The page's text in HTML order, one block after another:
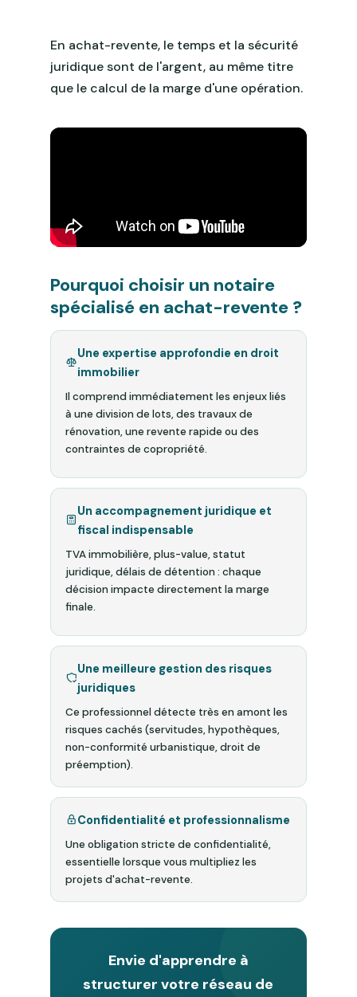
En achat-revente, le temps et la sécurité
juridique sont de l'argent, au même titre
que le calcul de la marge d'une opération.
Pourquoi choisir un notaire
spécialisé en achat-revente ?
Une expertise approfondie en droit
immobilier
Il comprend immédiatement les enjeux liés
à une division de lots, des travaux de
rénovation, une revente rapide ou des
contraintes de copropriété.
Un accompagnement juridique et
fiscal indispensable
TVA immobilière, plus-value, statut
juridique, délais de détention : chaque
décision impacte directement la marge
finale.
Une meilleure gestion des risques
juridiques
Ce professionnel détecte très en amont les
risques cachés (servitudes, hypothèques,
non-conformité urbanistique, droit de
préemption).
Confidentialité et professionnalisme
Une obligation stricte de confidentialité,
essentielle lorsque vous multipliez les
projets d'achat-revente.
Envie d'apprendre à
structurer votre réseau de